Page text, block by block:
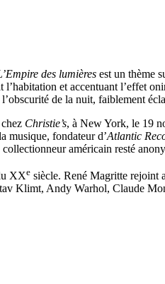
des lumières est un thème
l’habitation et accentuant l’effet
de la nuit, faiblement
Christie’s, à New York, le 19
musique, fondateur d’Atlantic
américain resté
XXe siècle. René Magritte rejoint
Klimt, Andy Warhol, Claude